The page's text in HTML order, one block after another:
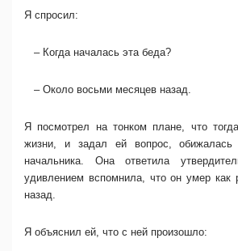
Я спросил:
– Когда началась эта беда?
– Около восьми месяцев назад.
Я посмотрел на тонком плане, что
жизни, и задал ей вопрос,
начальника. Она ответила
удивлением вспомнила, что он умер как
назад.
Я объяснил ей, что с ней произошло: